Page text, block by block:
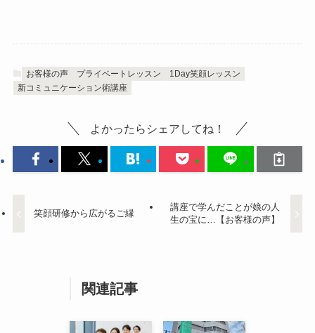
お客様の声 プライベートレッスン
1Day笑顔レッスン
新コミュニケーション術講座
よかったらシェアしてね！
笑顔研修から広がるご縁
講座で学んだことが娘の人
生の宝に…【お客様の声】
関連記事